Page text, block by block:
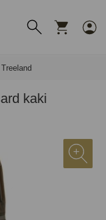
kaki